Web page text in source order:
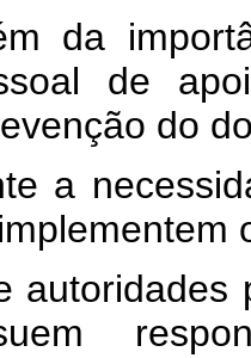
da
de
do
a
autoridades